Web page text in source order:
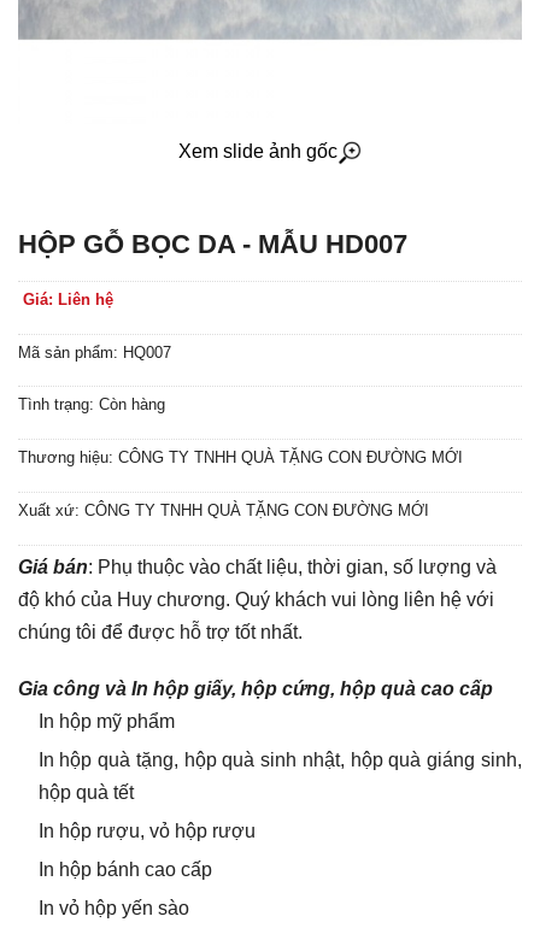
Xem slide ảnh gốc
HỘP GỖ BỌC DA - MẪU HD007
Giá: Liên hệ
Mã sản phẩm: HQ007
Tình trạng: Còn hàng
Thương hiệu: CÔNG TY TNHH QUÀ TẶNG CON ĐƯỜNG MỚI
Xuất xứ: CÔNG TY TNHH QUÀ TẶNG CON ĐƯỜNG MỚI
Giá bán: Phụ thuộc vào chất liệu, thời gian, số lượng và
độ khó của Huy chương. Quý khách vui lòng liên hệ với
chúng tôi để được hỗ trợ tốt nhất.
Gia công và In hộp giấy, hộp cứng, hộp quà cao cấp
In hộp mỹ phẩm
In hộp quà tặng, hộp quà sinh nhật, hộp quà giáng sinh,
hộp quà tết
In hộp rượu, vỏ hộp rượu
In hộp bánh cao cấp
In vỏ hộp yến sào